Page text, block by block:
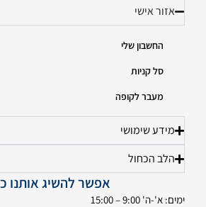
אזור אישי
החשבון שלי
סל קניות
מעבר לקופה
מידע שימושי
הלב הכחול
אפשר להשיג אותנו
ימים: א'-ה' 9:00 – 15:00